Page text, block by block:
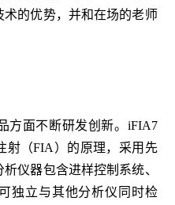
的优势，并和在场的老师
面不断研发创新。iFIA7
射（FIA）的原理，采用先
仪器包含进样控制系统、
独立与其他分析仪同时检